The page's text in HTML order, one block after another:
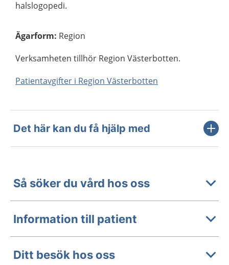
halslogopedi.
Ägarform: Region
Verksamheten tillhör Region Västerbotten.
Patientavgifter i Region Västerbotten
Det här kan du få hjälp med
Så söker du vård hos oss
Information till patient
Ditt besök hos oss